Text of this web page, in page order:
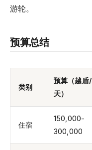
游轮。
预算总结
类别
预算（越盾/
天）
住宿
150,000-
300,000